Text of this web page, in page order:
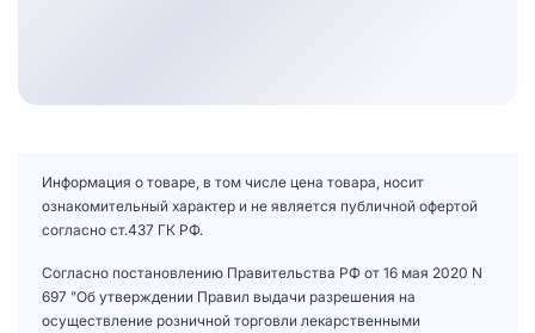
Информация о товаре, в том числе цена товара, носит
ознакомительный характер и не является публичной офертой
согласно ст.437 ГК РФ.
Согласно постановлению Правительства РФ от 16 мая 2020 N
697 "Об утверждении Правил выдачи разрешения на
осуществление розничной торговли лекарственными